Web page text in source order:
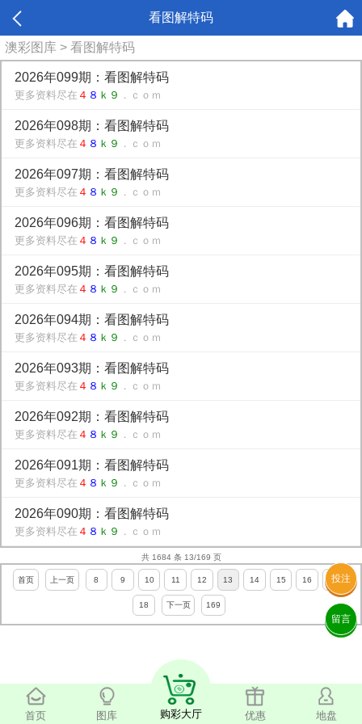
首页 图库 购彩大厅 优惠 地盘
投注
留言
看图解特码
澳彩图库 > 看图解特码
2026年099期：看图解特码
更多资料尽在 ４ ８ ｋ９ ．ｃｏｍ
2026年098期：看图解特码
更多资料尽在 ４ ８ ｋ９ ．ｃｏｍ
2026年097期：看图解特码
更多资料尽在 ４ ８ ｋ９ ．ｃｏｍ
2026年096期：看图解特码
更多资料尽在 ４ ８ ｋ９ ．ｃｏｍ
2026年095期：看图解特码
更多资料尽在 ４ ８ ｋ９ ．ｃｏｍ
2026年094期：看图解特码
更多资料尽在 ４ ８ ｋ９ ．ｃｏｍ
2026年093期：看图解特码
更多资料尽在 ４ ８ ｋ９ ．ｃｏｍ
2026年092期：看图解特码
更多资料尽在 ４ ８ ｋ９ ．ｃｏｍ
2026年091期：看图解特码
更多资料尽在 ４ ８ ｋ９ ．ｃｏｍ
2026年090期：看图解特码
更多资料尽在 ４ ８ ｋ９ ．ｃｏｍ
共 1684 条 13/169 页
首页 上一页 8 9 10 11 12 13 14 15 16 17
18 下一页 169